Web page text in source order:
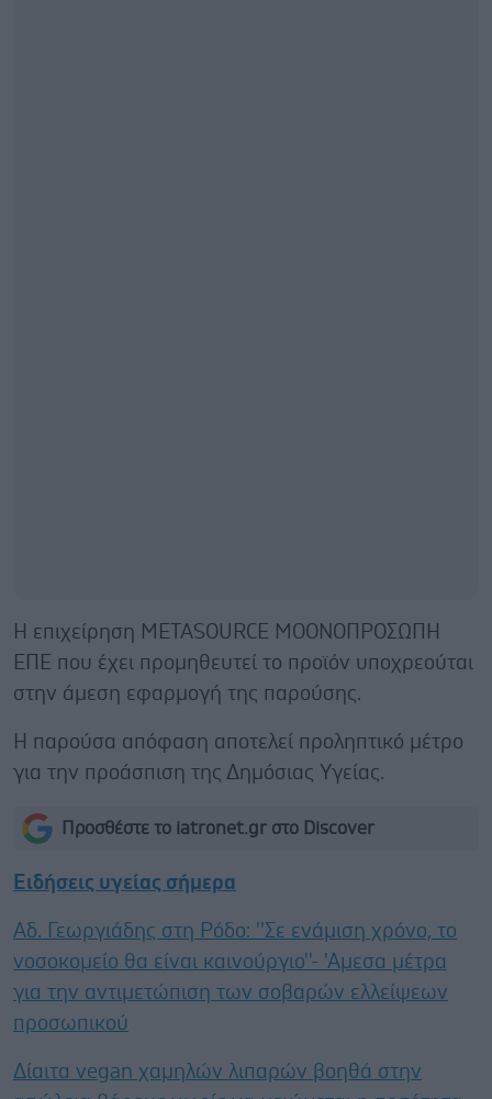
Η επιχείρηση METASOURCE ΜΟΟΝΟΠΡΟΣΩΠΗ
ΕΠΕ που έχει προμηθευτεί το προϊόν υποχρεούται
στην άμεση εφαρμογή της παρούσης.
Η παρούσα απόφαση αποτελεί προληπτικό μέτρο
για την προάσπιση της Δημόσιας Υγείας.
Προσθέστε το iatronet.gr στο Discover
Ειδήσεις υγείας σήμερα
Αδ. Γεωργιάδης στη Ρόδο: ''Σε ενάμιση χρόνο, το
νοσοκομείο θα είναι καινούργιο''- 'Αμεσα μέτρα
για την αντιμετώπιση των σοβαρών ελλείψεων
προσωπικού
Δίαιτα vegan χαμηλών λιπαρών βοηθά στην